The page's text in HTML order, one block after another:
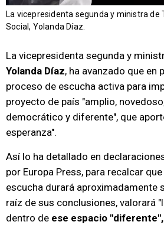
La vicepresidenta segunda y ministra de
Social, Yolanda Díaz.
La vicepresidenta segunda y
Yolanda Díaz, ha avanzado que en
proceso de escucha activa para
proyecto de país "amplio,
democrático y diferente", que
esperanza".
Así lo ha detallado en
por Europa Press, para recalcar
escucha durará aproximadamente
raíz de sus conclusiones, valorará
dentro de ese espacio "diferente",